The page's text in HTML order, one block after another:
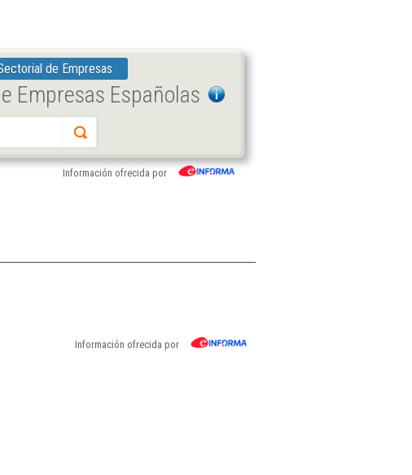
de Empresas
Empresas Españolas
Información ofrecida por
Información ofrecida por